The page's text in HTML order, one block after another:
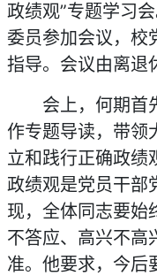
政绩观”专题学习
委员参加会议，校
指导。会议由离退
会上，何期首
作专题导读，带领
立和践行正确政绩
政绩观是党员干部
现，全体同志要始
不答应、高兴不高
准。他要求，今后